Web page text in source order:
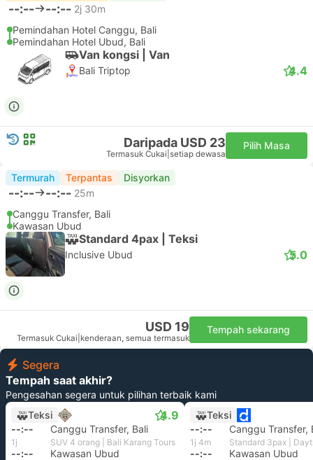
--:-- --:-- 2j 30m
Pemindahan Hotel Canggu, Bali
Pemindahan Hotel Ubud, Bali
Van kongsi | Van
Bali Triptop 4.4
Daripada USD 23
Termasuk Cukai setiap dewasa
Pilih Masa
Termurah Terpantas Disyorkan
--:-- --:-- 25m
Canggu Transfer, Bali
Kawasan Ubud
Standard 4pax | Teksi
Inclusive Ubud 5.0
USD 19
Termasuk Cukai kenderaan, semua termasuk
Tempah sekarang
Segera
Tempah saat akhir?
Pengesahan segera untuk pilihan terbaik kami
Teksi
4.9
--:-- Canggu Transfer, Bali
1j SUV 4 orang | Bali Karang Tours
--:-- Kawasan Ubud
Teksi
--:--
Canggu Transfer,
1j 4m
--:-- Kawasan Ubud